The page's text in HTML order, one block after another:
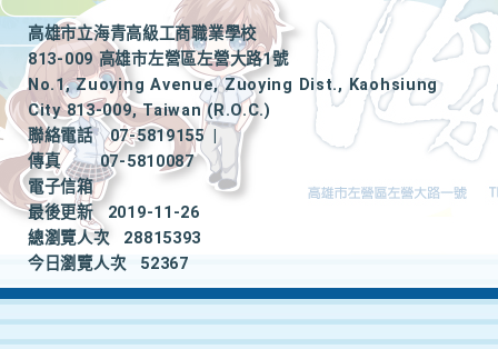
高雄市立海青高級工商職業學校
813-009 高雄市左營區左營大路1號
No.1, Zuoying Avenue, Zuoying Dist., Kaohsiung
City 813-009, Taiwan (R.O.C.)
聯絡電話
07-5819155
|
傳真
07-5810087
電子信箱
最後更新
2019-11-26
總瀏覽人次
28815393
今日瀏覽人次
52367